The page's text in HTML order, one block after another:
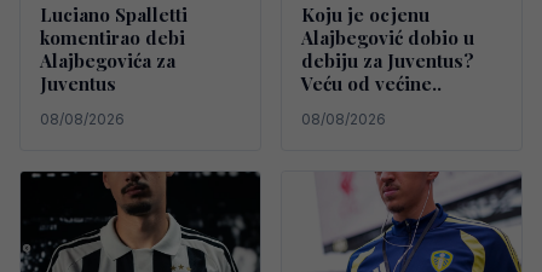
Luciano Spalletti
komentirao debi
Alajbegovića za
Juventus
08/08/2026
Koju je ocjenu
Alajbegović dobio u
debiju za Juventus?
Veću od većine..
08/08/2026